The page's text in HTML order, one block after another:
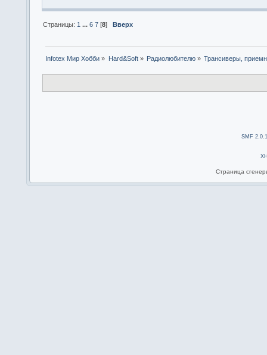
Страницы: 1 ...6 7 [8]Вверх
Infotex Мир Хобби » Hard&Soft» Радиолюбителю» Трансиверы,
SMF
Страница